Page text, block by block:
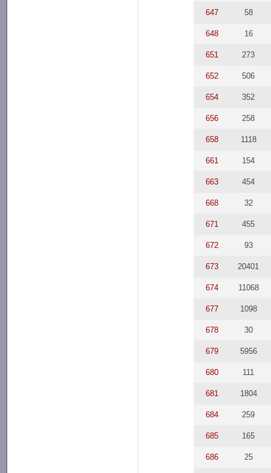
647 58
648 16
651 273
652 506
654 352
656 258
658 1118
661 154
663 454
668 32
671 455
672 93
673 20401
674 11068
677 1098
678 30
679 5956
680 111
681 1804
684 259
685 165
686 25